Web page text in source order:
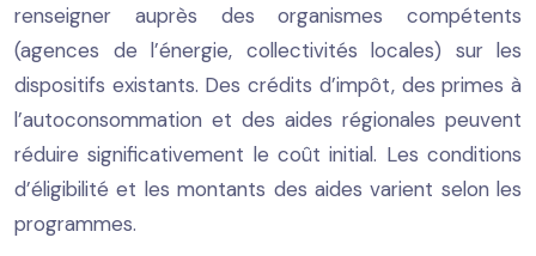
renseigner auprès des organismes compétents
(agences de l’énergie, collectivités locales) sur les
dispositifs existants. Des crédits d’impôt, des primes à
l’autoconsommation et des aides régionales peuvent
réduire significativement le coût initial. Les conditions
d’éligibilité et les montants des aides varient selon les
programmes.